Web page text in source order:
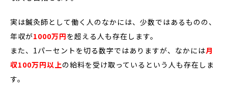
実は鍼灸師として働く人のなかには、少数ではあるものの、
年収が1000万円を超える人も存在します。
また、1パーセントを切る数字ではありますが、なかには月
収100万円以上の給料を受け取っているという人も存在しま
す。